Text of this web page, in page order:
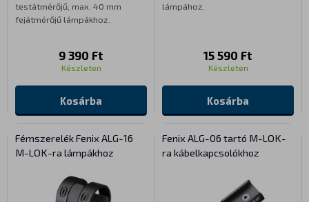
testátmérőjű, max. 40 mm
fejátmérőjű lámpákhoz.
9 390 Ft
Készleten
Kosárba
lámpához.
15 590 Ft
Készleten
Kosárba
Fémszerelék Fenix ALG-16
M-LOK-ra lámpákhoz
Fenix ALG-06 tartó M-LOK-
ra kábelkapcsolókhoz